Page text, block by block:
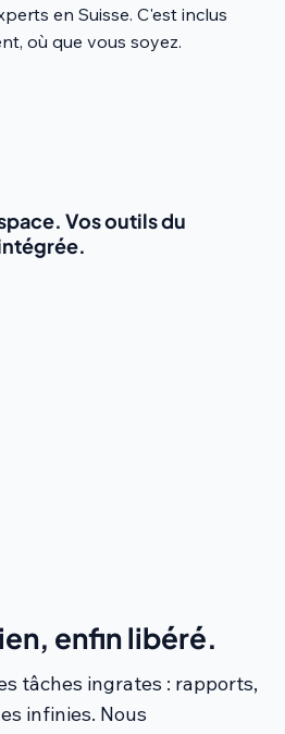
en Suisse. C'est inclus
où que vous soyez.
Vos outils du
enfin libéré.
tâches ingrates : rapports,
infinies. Nous